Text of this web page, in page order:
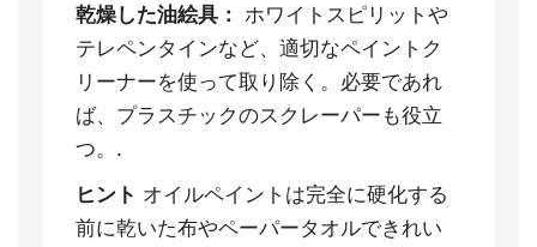
乾燥した油絵具： ホワイトスピリットや
テレペンタインなど、適切なペイントク
リーナーを使って取り除く。必要であれ
ば、プラスチックのスクレーパーも役立
つ。.
ヒント オイルペイントは完全に硬化する
前に乾いた布やペーパータオルできれい